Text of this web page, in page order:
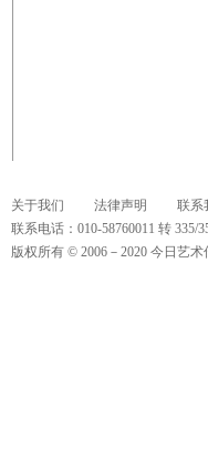
关于我们 法律声明
联系
联系电话：010-58760011 转
版权所有 © 2006－2020 今日艺